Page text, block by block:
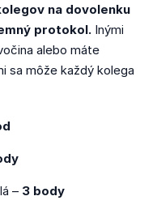
na dovolenku
protokol. Inými
alebo máte
sa môže každý kolega
– 3 body